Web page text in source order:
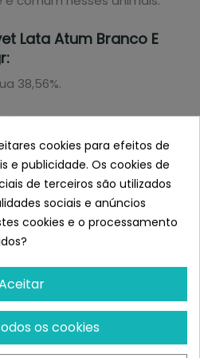
Lata Atum Branco E
38,56%.
Goma de guar (E412)
0,04%.
(83 Kcals/100g):
(min. 1%). Cinza (max. 2%).
(max. 83,5%).
dependendo do peso do
equilibrada de alimento
ao alcance do animal.
cookies para efeitos de
e publicidade. Os cookies de
de terceiros são utilizados
sociais e anúncios
cookies e o processamento
os cookies